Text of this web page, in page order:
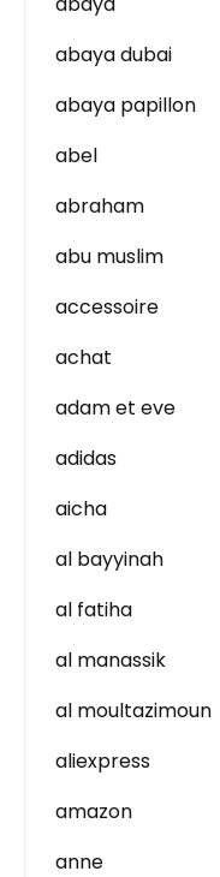
abaya dubai
abaya papillon
abel
abraham
abu muslim
accessoire
achat
adam et eve
adidas
aicha
al bayyinah
al fatiha
al manassik
al moultazimoun
aliexpress
amazon
anne